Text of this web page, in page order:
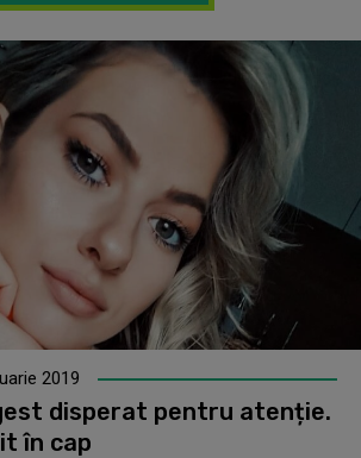
2019
disperat pentru atenție.
în cap